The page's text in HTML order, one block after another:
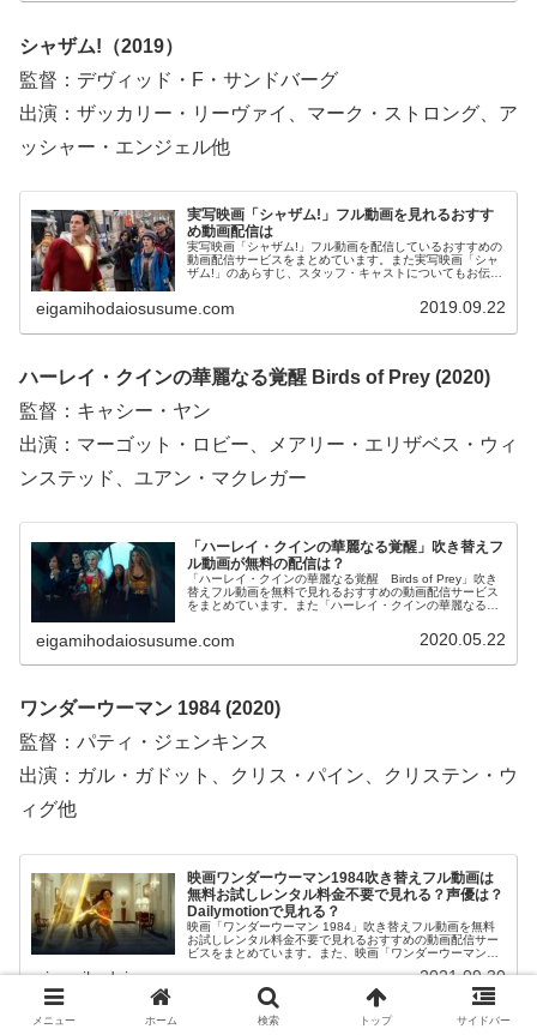
シャザム!（2019）
監督：デヴィッド・F・サンドバーグ
出演：ザッカリー・リーヴァイ、マーク・ストロング、ア
ッシャー・エンジェル他
実写映画「シャザム!」フル動画を見れるおすす
め動画配信は
実写映画「シャザム!」フル動画を配信しているおすすめの
動画配信サービスをまとめています。また実写映画「シャ
ザム!」のあらすじ、スタッフ・キャストについてもお伝え
eigamihodaiosusume.com 2019.09.22
ハーレイ・クインの華麗なる覚醒 Birds of Prey (2020)
監督：キャシー・ヤン
出演：マーゴット・ロビー、メアリー・エリザベス・ウィ
ンステッド、ユアン・マクレガー
「ハーレイ・クインの華麗なる覚醒」吹き替えフ
ル動画が無料の配信は？
「ハーレイ・クインの華麗なる覚醒 Birds of Prey」吹き
替えフル動画を無料で見れるおすすめの動画配信サービス
をまとめています。また「ハーレイ・クインの華麗なる覚
ていますので、動画配信サービス選びや映画本編を見る前
の予備知識として役立ててください。
eigamihodaiosusume.com 2020.05.22
ワンダーウーマン 1984 (2020)
監督：パティ・ジェンキンス
出演：ガル・ガドット、クリス・パイン、クリステン・ウ
ィグ他
映画ワンダーウーマン1984吹き替えフル動画は
無料お試しレンタル料金不要で見れる？声優は？
Dailymotionで見れる？
映画「ワンダーウーマン 1984」吹き替えフル動画を無料
お試しレンタル料金不要で見れるおすすめの動画配信サー
ビスをまとめています。また、映画「ワンダーウーマン
Dailymotion、YouTubeで見れるかも調べています。また、
映画「ワンダーウーマン 1984」の作品情報・あらすじに
ついてもお伝えしていますので、動画配信サービス選びや
映画本編を見る前の予備知識として役立ててください。
eigamihodaiosusume.com 2021.09.30
メニュー ホーム 検索 トップ サイドバー